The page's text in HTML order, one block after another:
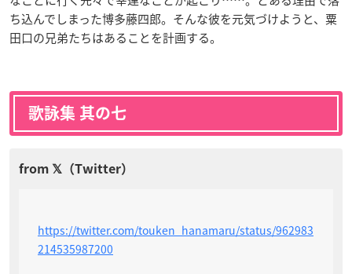
ち込んでしまった博多藤四郎。そんな彼を元気づけようと、粟
田口の兄弟たちはあることを計画する。
歌詠集 其の七
https://twitter.com/touken_hanamaru/status/962983
214535987200